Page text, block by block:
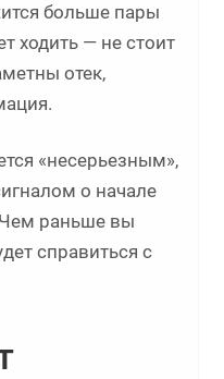
больше пары
ходить — не стоит
отек,
«несерьезным»,
о начале
Чем раньше вы
справиться с